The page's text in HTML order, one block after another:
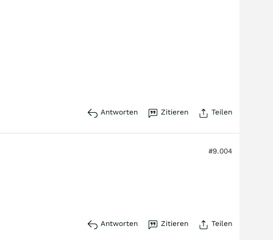
Antworten Zitieren Teilen
#9.004
Antworten Zitieren Teilen